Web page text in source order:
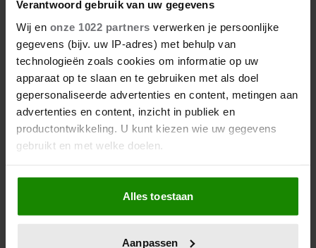
Verantwoord gebruik van uw gegevens
Wij en onze 1022 partners verwerken je persoonlijke
gegevens (bijv. uw IP-adres) met behulp van
technologieën zoals cookies om informatie op uw
apparaat op te slaan en te gebruiken met als doel
gepersonaliseerde advertenties en content, metingen aan
advertenties en content, inzicht in publiek en
productontwikkeling. U kunt kiezen wie uw gegevens
gebruikt en met welke doelen.
Als u het toestaat, willen we ook graag:
Informatie verzamelen over uw geografische
locatie, die tot een paar meter nauwkeurig kan zijn
Alles toestaan
Aanpassen
Hoe ongezond zijn ijsjes?